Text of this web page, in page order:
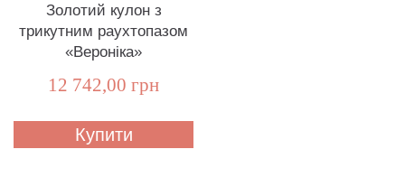
Золотий кулон з
трикутним раухтопазом
«Вероніка»
12 742,00 грн
Купити